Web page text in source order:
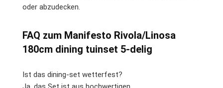
oder abzudecken.
FAQ zum Manifesto Rivola/Linosa
180cm dining tuinset 5-delig
Ist das dining-set wetterfest?